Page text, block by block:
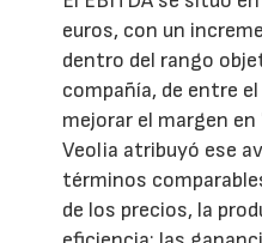
euros, con un
dentro del rango
compañía, de entre
mejorar el margen
Veolia atribuyó ese
términos
de los precios, la